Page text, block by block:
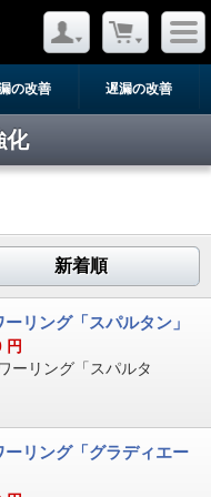
の改善 遅漏の改善
化
新着順
リング「スパルタン」
円
ーリング「スパルタ
リング「グラディエー